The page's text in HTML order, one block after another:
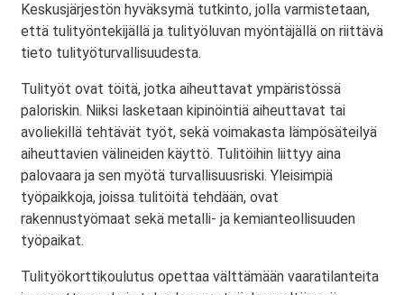
Keskusjärjestön hyväksymä tutkinto, jolla varmistetaan,
että tulityöntekijällä ja tulityöluvan myöntäjällä on riittävä
tieto tulityöturvallisuudesta.
Tulityöt ovat töitä, jotka aiheuttavat ympäristössä
paloriskin. Niiksi lasketaan kipinöintiä aiheuttavat tai
avoliekillä tehtävät työt, sekä voimakasta lämpösäteilyä
aiheuttavien välineiden käyttö. Tulitöihin liittyy aina
palovaara ja sen myötä turvallisuusriski. Yleisimpiä
työpaikkoja, joissa tulitöitä tehdään, ovat
rakennustyömaat sekä metalli- ja kemianteollisuuden
työpaikat.
Tulityökorttikoulutus opettaa välttämään vaaratilanteita